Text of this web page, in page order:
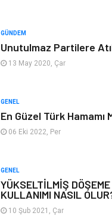
Mobilya
Finans &
GÜNDEM
Unutulmaz Partilere
13 May 2020, Çar
GENEL
En Güzel Türk Hamamı
06 Eki 2022, Per
GENEL
YÜKSELTİLMİŞ
KULLANIMI NASIL
10 Şub 2021, Çar